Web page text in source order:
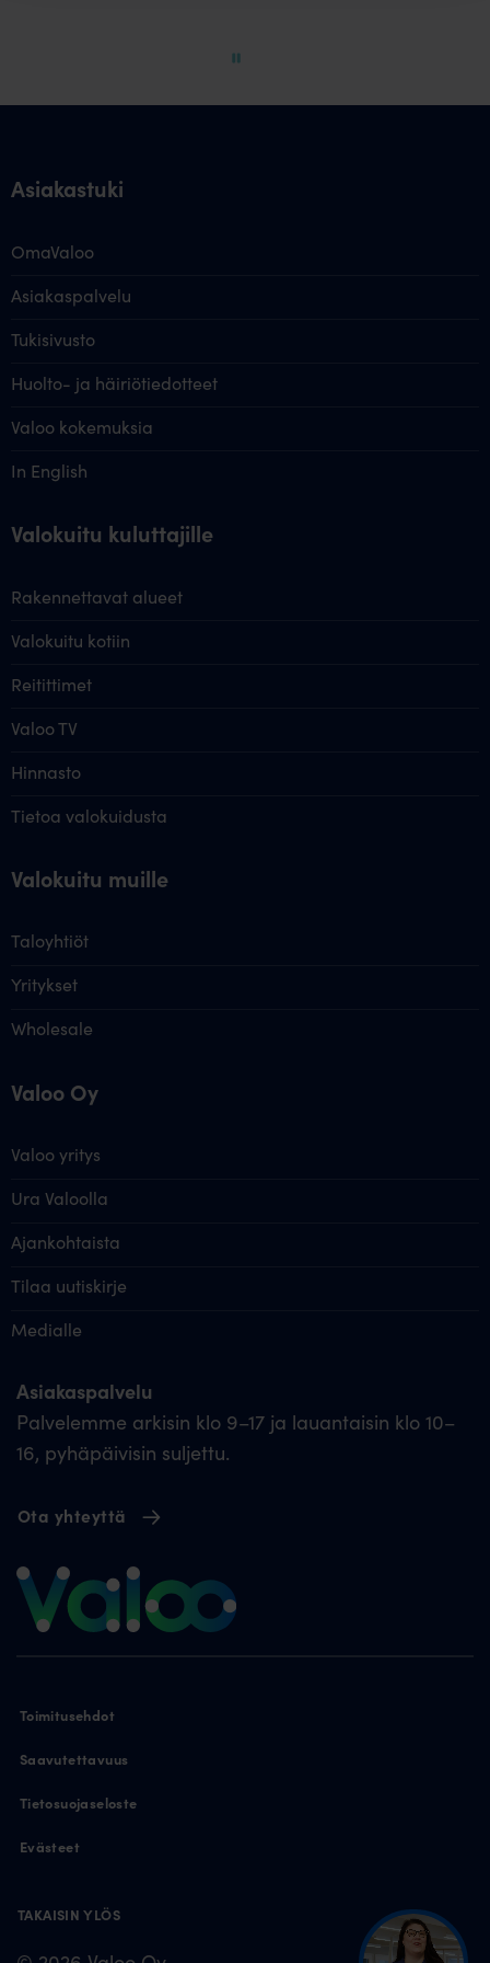
Asiakastuki
OmaValoo
Asiakaspalvelu
Tukisivusto
Huolto- ja häiriötiedotteet
Valoo kokemuksia
In English
Valokuitu kuluttajille
Rakennettavat alueet
Valokuitu kotiin
Reitittimet
Valoo TV
Hinnasto
Tietoa valokuidusta
Valokuitu muille
Taloyhtiöt
Yritykset
Wholesale
Valoo Oy
Valoo yritys
Ura Valoolla
Ajankohtaista
Tilaa uutiskirje
Medialle
Asiakaspalvelu
Palvelemme arkisin klo 9–17 ja lauantaisin klo 10–
16, pyhäpäivisin suljettu.
Ota yhteyttä
TAKAISIN YLÖS
Toimitusehdot
Saavutettavuus
Tietosuojaseloste
Evästeet